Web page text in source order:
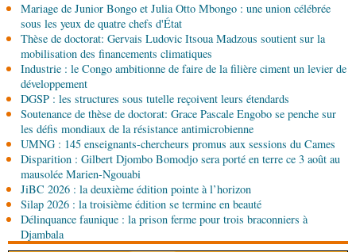
SportCommuniqué : Samira Leonie, nouvelle
ambassadrice de la marque 1xBet Congo-
Brazzaville
06-08-2026 09:30
Politique
Ecofin s’imprègne des réalités du CHU-B
06-08-2026 08:45
PolitiqueVie des institutions : Pierre Ngolo et
Pierre Oba jettent les bases d’une collaboration
fructueuse
06-08-2026 08:30
Afrique-Monde Centrafrique : les sanctions de
l'ONU cachent la guerre silencieuse pour le
contrôle des ressources
Mariage de Junior Bongo et Julia Otto Mbongo : une union célébrée
sous les yeux de quatre chefs d'État
Thèse de doctorat: Gervais Ludovic Itsoua Madzous soutient sur la
mobilisation des financements climatiques
Industrie : le Congo ambitionne de faire de la filière ciment un levier de
développement
DGSP : les structures sous tutelle reçoivent leurs étendards
Soutenance de thèse de doctorat: Grace Pascale Engobo se penche sur
les défis mondiaux de la résistance antimicrobienne
UMNG : 145 enseignants-chercheurs promus aux sessions du Cames
Disparition : Gilbert Djombo Bomodjo sera porté en terre ce 3 août au
mausolée Marien-Ngouabi
JiBC 2026 : la deuxième édition pointe à l’horizon
Silap 2026 : la troisième édition se termine en beauté
Délinquance faunique : la prison ferme pour trois braconniers à
Djambala